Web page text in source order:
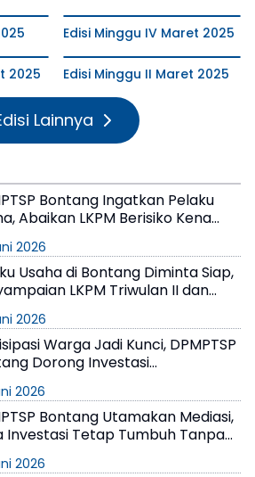
Edisi Minggu IV Maret 2025
2025 Edisi Minggu II Maret 2025
Lainnya
Bontang Ingatkan Pelaku
Abaikan LKPM Berisiko Kena
2026
Usaha di Bontang Diminta Siap,
LKPM Triwulan II dan
2026
Warga Jadi Kunci, DPMPTSP
Dorong Investasi
2026
Bontang Utamakan Mediasi,
Investasi Tetap Tumbuh Tanpa
2026